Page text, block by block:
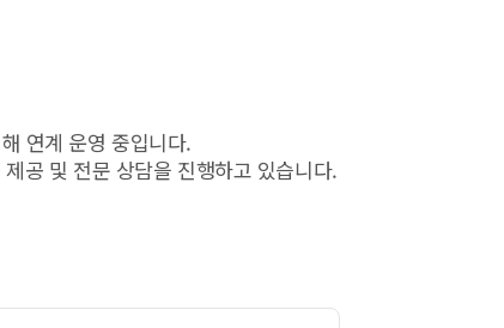
연계 운영 중입니다.
공 및 전문 상담을 진행하고 있습니다.